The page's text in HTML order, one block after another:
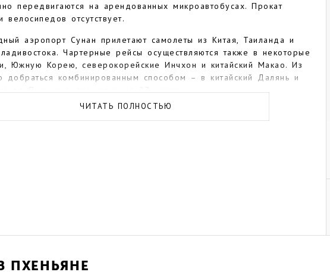
передвигаются на арендованных микроавтобусах. Прокат
велосипедов отсутствует.
аэропорт Сунан прилетают самолеты из Китая, Таиланда и
Чартерные рейсы осуществляются также в некоторые
Южную Корею, северокорейские Инчхон и китайский Макао. Из
комбинированным способом – в китайский Далянь и
до Пхеньяна, примерно за 27 часов.
России и других стран Восточной Европы столица Северной
о годах социализма. Широкие проспекты и бульвары,
но тоже очень заметным сооружением является
ЧИТАТЬ ПОЛНОСТЬЮ
ПХЕНЬЯНЕ